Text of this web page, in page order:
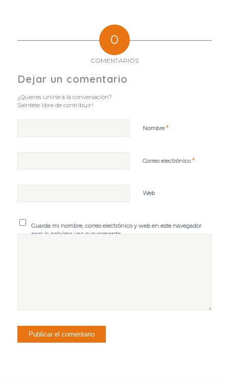
0
COMENTARIOS
Dejar un comentario
¿Quieres unirte a la conversación?
Siéntete libre de contribuir!
Nombre*
Correo electrónico*
Web
Guarda mi nombre, correo electrónico y web en este navegador
para la próxima vez que comente.